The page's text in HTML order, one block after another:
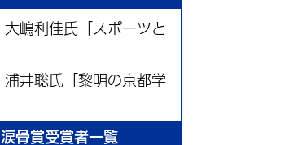
大嶋利佳氏「スポーツと
浦井聡氏「黎明の京都学
涙骨賞受賞者一覧